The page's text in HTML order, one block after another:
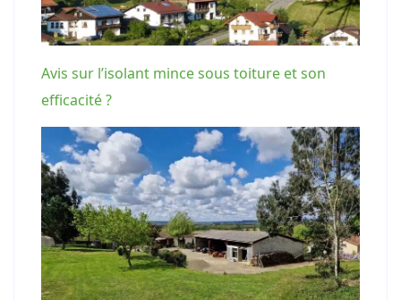
Avis sur l’isolant mince sous toiture et son
efficacité ?